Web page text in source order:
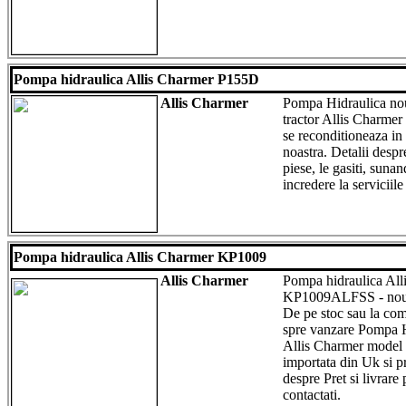
Pompa hidraulica Allis Charmer P155D
Allis Charmer
Pompa Hidraulica
tractor Allis Charmer
se reconditioneaza
noastra. Detalii
piese, le gasiti,
incredere la serviciile
Pompa hidraulica Allis Charmer KP1009
Allis Charmer
Pompa hidraulica
KP1009ALFSS -
De pe stoc sau la
spre vanzare Pompa
Allis Charmer
importata din Uk si
despre Pret si livrare
contactati.